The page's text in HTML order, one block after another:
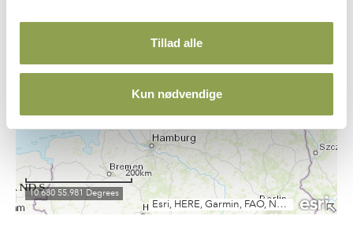
Tillad alle
Kun nødvendige